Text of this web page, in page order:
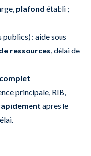
plafond établi ;
: aide sous
ressources, délai de
principale, RIB,
après le